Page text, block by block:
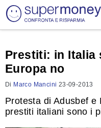
Prestiti: in Italia
Europa no
Di Marco Mancini 23-09-2013
Protesta di Adusbef e
prestiti italiani sono i